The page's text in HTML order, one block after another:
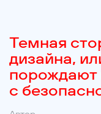
Темная
дизайна,
с